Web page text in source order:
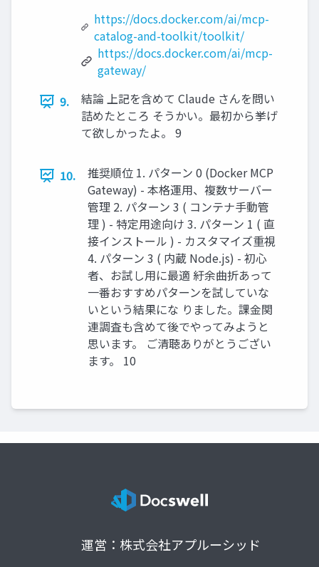
https://docs.docker.com/ai/mcp-
catalog-and-toolkit/toolkit/
https://docs.docker.com/ai/mcp-
gateway/
9.
結論 上記を含めて Claude さんを問い
詰めたところ そうかい。最初から挙げ
て欲しかったよ。 9
10.
推奨順位 1. パターン 0 (Docker MCP
Gateway) - 本格運用、複数サーバー
管理 2. パターン 3 ( コンテナ手動管
理 ) - 特定用途向け 3. パターン 1 ( 直
接インストール ) - カスタマイズ重視
4. パターン 3 ( 内蔵 Node.js) - 初心
者、お試し用に最適 紆余曲折あって
一番おすすめパターンを試していな
いという結果にな りました。課金関
連調査も含めて後でやってみようと
思います。 ご清聴ありがとうござい
ます。 10
運営：株式会社アプルーシッド